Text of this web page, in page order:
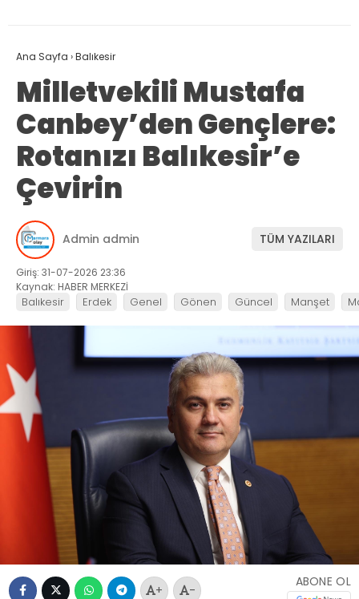
Ana Sayfa ›Balıkesir
Milletvekili Mustafa
Canbey’den Gençlere:
Rotanızı Balıkesir’e
Çevirin
Admin admin TÜM YAZILARI
Giriş: 31-07-2026 23:36
Kaynak: HABER MERKEZİ
Balıkesir Erdek Genel Gönen Güncel Manşet
+ -
ABONE OL